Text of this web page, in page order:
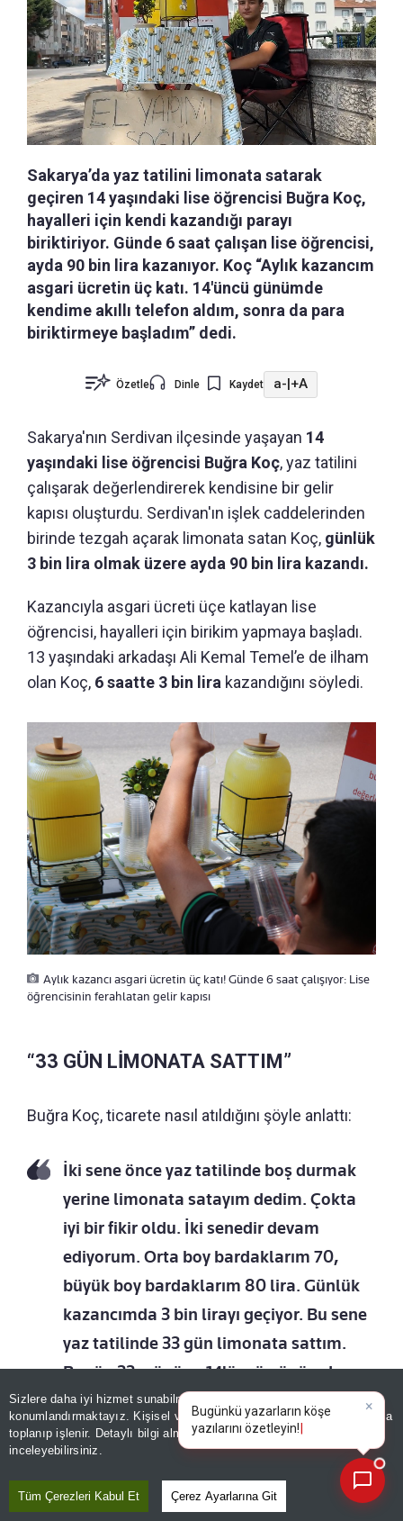
Sizlere daha iyi hizmet sunabilmek adına sitemizde
konumlandırmaktayız. Kişisel verileriniz, KVKK ve GDPR kapsamında
toplanıp işlenir. Detaylı bilgi almak içinAydınlatma Metnimizi
inceleyebilirsiniz.
Tüm Çerezleri Kabul Et Çerez Ayarlarına Git
Sakarya’da yaz tatilini limonata satarak
geçiren 14 yaşındaki lise öğrencisi Buğra Koç,
hayalleri için kendi kazandığı parayı
biriktiriyor. Günde 6 saat çalışan lise öğrencisi,
ayda 90 bin lira kazanıyor. Koç “Aylık kazancım
asgari ücretin üç katı. 14'üncü günümde
kendime akıllı telefon aldım, sonra da para
biriktirmeye başladım” dedi.
Özetle Dinle Kaydet a-|+A
Sakarya'nın Serdivan ilçesinde yaşayan 14
yaşındaki lise öğrencisi Buğra Koç, yaz tatilini
çalışarak değerlendirerek kendisine bir gelir
kapısı oluşturdu. Serdivan'ın işlek caddelerinden
birinde tezgah açarak limonata satan Koç, günlük
3 bin lira olmak üzere ayda 90 bin lira kazandı.
Kazancıyla asgari ücreti üçe katlayan lise
öğrencisi, hayalleri için birikim yapmaya başladı.
13 yaşındaki arkadaşı Ali Kemal Temel’e de ilham
olan Koç, 6 saatte 3 bin lira kazandığını söyledi.
Aylık kazancı asgari ücretin üç katı! Günde 6 saat çalışıyor: Lise
öğrencisinin ferahlatan gelir kapısı
“33 GÜN LİMONATA SATTIM”
Buğra Koç, ticarete nasıl atıldığını şöyle anlattı:
İki sene önce yaz tatilinde boş durmak
yerine limonata satayım dedim. Çokta
iyi bir fikir oldu. İki senedir devam
ediyorum. Orta boy bardaklarım 70,
büyük boy bardaklarım 80 lira. Günlük
kazancımda 3 bin lirayı geçiyor. Bu sene
yaz tatilinde 33 gün limonata sattım.
Bugün 33. günüm. 14'üncü günümde
kendime akıllı telefon aldım. O günden
sonra da para biriktirmeye başladım.
Marketten veya pazardan haftalık
olarak limon alıyoruz. Bardakları da
alıyoruz. Haftalık limonlar 2 bin lira
×
Bugünkü yazarların köşe
yazılarını özetleyin!